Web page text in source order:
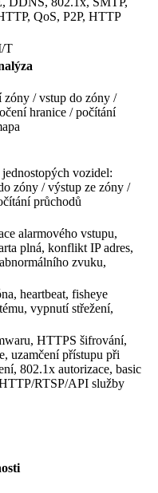
QoS, P2P, HTTP
T
zóny / vstup do zóny /
hranice / počítání
vozidel:
zóny / výstup ze zóny /
průchodů
alarmového vstupu,
plná, konflikt IP adres,
zvuku,
heartbeat, fisheye
vypnutí střežení,
HTTPS šifrování,
uzamčení přístupu při
802.1x autorizace, basic
RTSP/API služby